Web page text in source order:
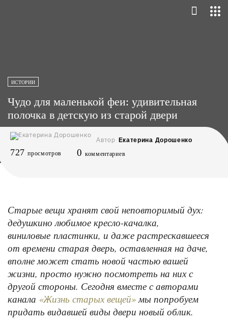
ИСТОРИИ
Чудо для маленькой феи: удивительная
полочка в детскую из старой двери
Автор Екатерина Дорошенко
727 просмотров 0 комментариев
Старые вещи хранят свой неповторимый дух:
дедушкино любимое кресло-качалка,
виниловые пластинки, и даже растрескавшееся
от времени старая дверь, оставленная на даче,
вполне может стать новой частью вашей
жизни, просто нужно посмотреть на них с
другой стороны. Сегодня вместе с авторами
канала «Жизнь старых вещей»мы попробуем
придать видавшей виды двери новый облик.